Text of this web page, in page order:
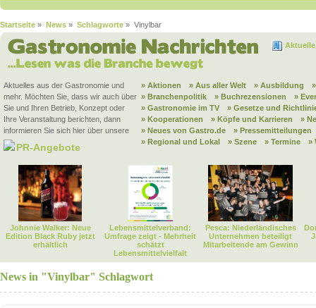
Startseite » News » Schlagworte » Vinylbar
Aktuelles aus der Gastronomie und
mehr. Möchten Sie, dass wir auch über
Sie und Ihren Betrieb, Konzept oder
Ihre Veranstaltung berichten, dann
informieren Sie sich hier über unsere
PR-Angebote
» Aktionen » Aus aller Welt » Ausbildung
» Branchenpolitik
» Buchrezensionen
»
» Gastronomie im TV
» Gesetze und
» Kooperationen
» Köpfe und Karrieren
»
» Neues von Gastro.de
» Pressemitteilungen
» Regional und Lokal
» Szene » Termine »
Johnnie Walker: Neue
Edition Black Ruby jetzt
erhältlich
Lebensmittelverband:
Umfrage zeigt - Mehrheit
schätzt
Lebensmittelvielfalt
Pesca: Niederländisches
Unternehmen beteiligt
Mitarbeitende am Gewinn
News in "Vinylbar" Schlagwort